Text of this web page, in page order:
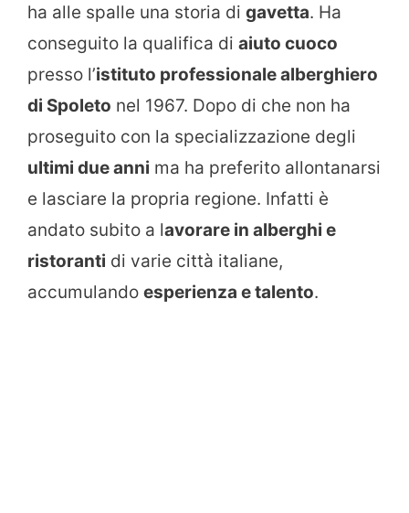
ha alle spalle una storia di gavetta. Ha
conseguito la qualifica di aiuto cuoco
presso l’istituto professionale alberghiero
di Spoleto nel 1967. Dopo di che non ha
proseguito con la specializzazione degli
ultimi due anni ma ha preferito allontanarsi
e lasciare la propria regione. Infatti è
andato subito a lavorare in alberghi e
ristoranti di varie città italiane,
accumulando esperienza e talento.